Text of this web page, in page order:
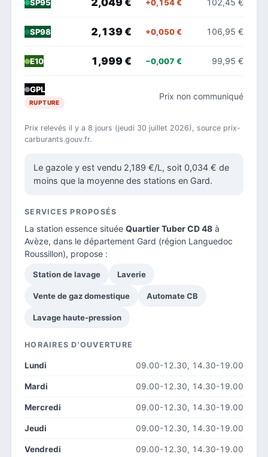
SP95 +0,154 €
SP98 2,139 € +0,050 € 106,95 €
E10 1,999 € −0,007 € 99,95 €
GPL
RUPTURE
Prix non communiqué
Prix relevés il y a 8 jours (jeudi 30 juillet 2026), source prix-
carburants.gouv.fr.
Le gazole y est vendu 2,189 €/L, soit 0,034 € de
moins que la moyenne des stations en Gard.
SERVICES PROPOSÉS
La station essence située Quartier Tuber CD 48 à
Avèze, dans le département Gard (région Languedoc
Roussillon), propose :
Station de lavage Laverie
Vente de gaz domestique Automate CB
Lavage haute-pression
HORAIRES D'OUVERTURE
Lundi 09.00-12.30, 14.30-19.00
Mardi 09.00-12.30, 14.30-19.00
Mercredi 09.00-12.30, 14.30-19.00
Jeudi 09.00-12.30, 14.30-19.00
Vendredi 09.00-12.30, 14.30-19.00